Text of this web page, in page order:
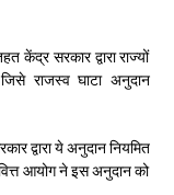
सरकार द्वारा राज्यों
राजस्व घाटा अनुदान
द्वारा ये अनुदान नियमित
आयोग ने इस अनुदान को